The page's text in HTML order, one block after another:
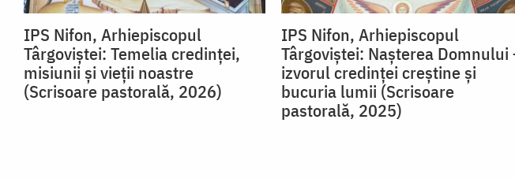
IPS Nifon, Arhiepiscopul
Târgoviştei: Temelia credinței,
misiunii și vieții noastre
(Scrisoare pastorală, 2026)
IPS Nifon, Arhiepiscopul
Târgoviştei: Nașterea Domnului
izvorul credinței creștine și
bucuria lumii (Scrisoare
pastorală, 2025)